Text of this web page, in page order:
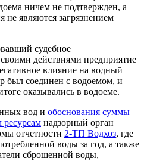
ничем не подтвержден, а
не являются загрязнением
судебное
своими действиями предприятие
влияние на водный
был соединен с водоемом, и
оказывались в водоеме.
вод и обоснования суммы
ресурсам надзорный орган
отчетности 2-ТП Водхоз, где
воды за год, а также
сброшенной воды,